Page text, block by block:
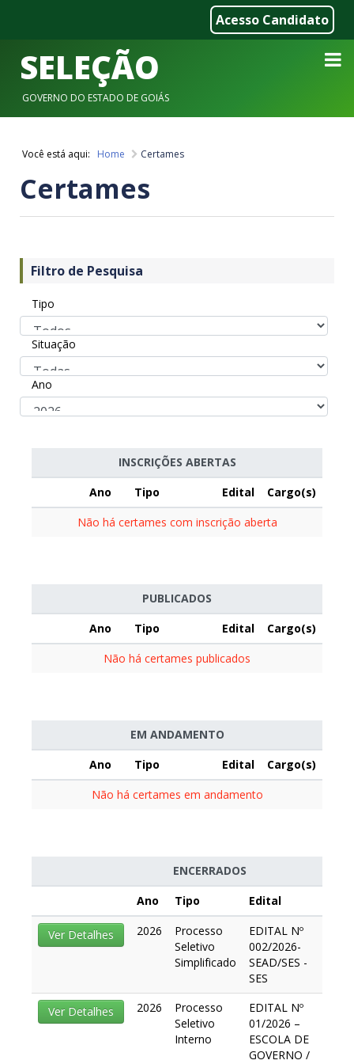
Acesso Candidato
SELEÇÃO
GOVERNO DO ESTADO DE GOIÁS
Você está aqui: Home  Certames
Certames
Filtro de Pesquisa
Tipo
Situação
Ano
INSCRIÇÕES ABERTAS
Ano
Tipo Edital
Cargo(s)
Não há certames com inscrição aberta
PUBLICADOS
Ano
Tipo Edital
Cargo(s)
Não há certames publicados
EM ANDAMENTO
Ano
Tipo Edital
Cargo(s)
Não há certames em andamento
ENCERRADOS
Ano
Tipo Edital
Ver Detalhes 2026
Processo
Seletivo
Simplificado
EDITAL Nº
002/2026-
SEAD/SES -
SES
Ver Detalhes 2026
Processo
Seletivo
Interno
EDITAL Nº
01/2026 –
ESCOLA DE
GOVERNO /